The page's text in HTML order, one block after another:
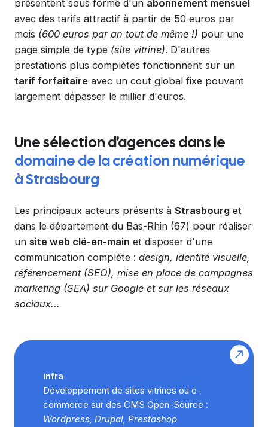
présentent sous forme d'un abonnement mensuel
avec des tarifs attractif à partir de 50 euros par
mois (600 euros par an tout de même !) pour une
page simple de type (site vitrine). D'autres
prestations plus complètes fonctionnent sur un
tarif forfaitaire avec un cout global fixe pouvant
largement dépasser le millier d'euros.
Une sélection d'agences dans le
domaine de la création numérique
à Strasbourg
Les principaux acteurs présents à Strasbourg et
dans le département du Bas-Rhin (67) pour réaliser
un site web clé-en-main et disposer d'une
communication complète : design, identité visuelle,
référencement (SEO), mise en place de campagnes
marketing (SEA) sur Google et sur les réseaux
sociaux...
infra
Développement de sites vitrines ou e-
commerce sur des CMS Open-Source :
Wordpress, Drupal, Prestashop